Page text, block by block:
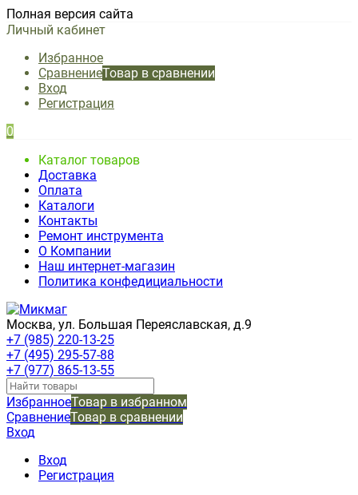
Полная версия сайта
Личный кабинет
Избранное
СравнениеТовар в сравнении
Вход
Регистрация
0
Каталог товаров
Доставка
Оплата
Каталоги
Контакты
Ремонт инструмента
О Компании
Наш интернет-магазин
Политика конфедициальности
Москва, ул. Большая Переяславская, д.9
+7 (985) 220-13-25
+7 (495) 295-57-88
+7 (977) 865-13-55
ИзбранноеТовар в избранном
СравнениеТовар в сравнении
Вход
Вход
Регистрация